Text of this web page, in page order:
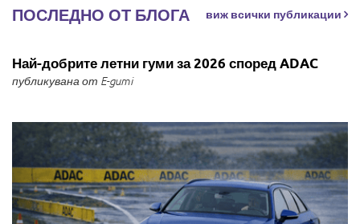
ПОСЛЕДНО ОТ БЛОГА виж всички публикации
Най-добрите летни гуми за 2026 според ADAC
публикувана от E-gumi